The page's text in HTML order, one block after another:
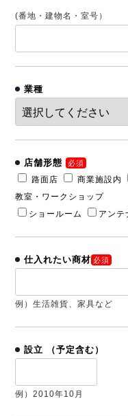
(番地・建物名・室号）
業種
店舗形態 必須
路面店 商業施設内
教室・ワークショップ
ショールーム
アンテ
仕入れたい商材 必須
例）生活雑貨、家具など
設立 （予定含む）
例）2010年10月